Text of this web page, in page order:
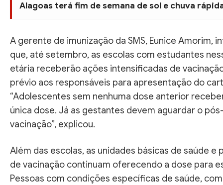
Alagoas terá fim de semana de sol e chuva
A gerente de imunização da SMS, Eunice Amorim,
que, até setembro, as escolas com estudantes
etária receberão ações intensificadas de
prévio aos responsáveis para apresentação do
“Adolescentes sem nenhuma dose anterior
única dose. Já as gestantes devem aguardar o
vacinação”, explicou.
Além das escolas, as unidades básicas de saúde e
de vacinação continuam oferecendo a dose para
Pessoas com condições específicas de saúde,